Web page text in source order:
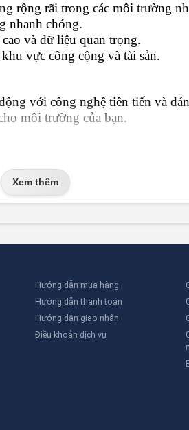
rộng rãi trong các môi trường
nhanh chóng.
và dữ liệu quan trọng.
vực công cộng và tài sản.
với công nghệ tiên tiến và
môi trường của bạn.
Xem thêm
Hướng dẫn mua hàng
Hướng dẫn thanh toán
Hướng dẫn giao nhận
Điều khoản dịch vụ